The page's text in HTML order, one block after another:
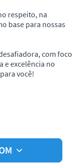
respeito, na
base para nossas
com foco
e excelência no
você!